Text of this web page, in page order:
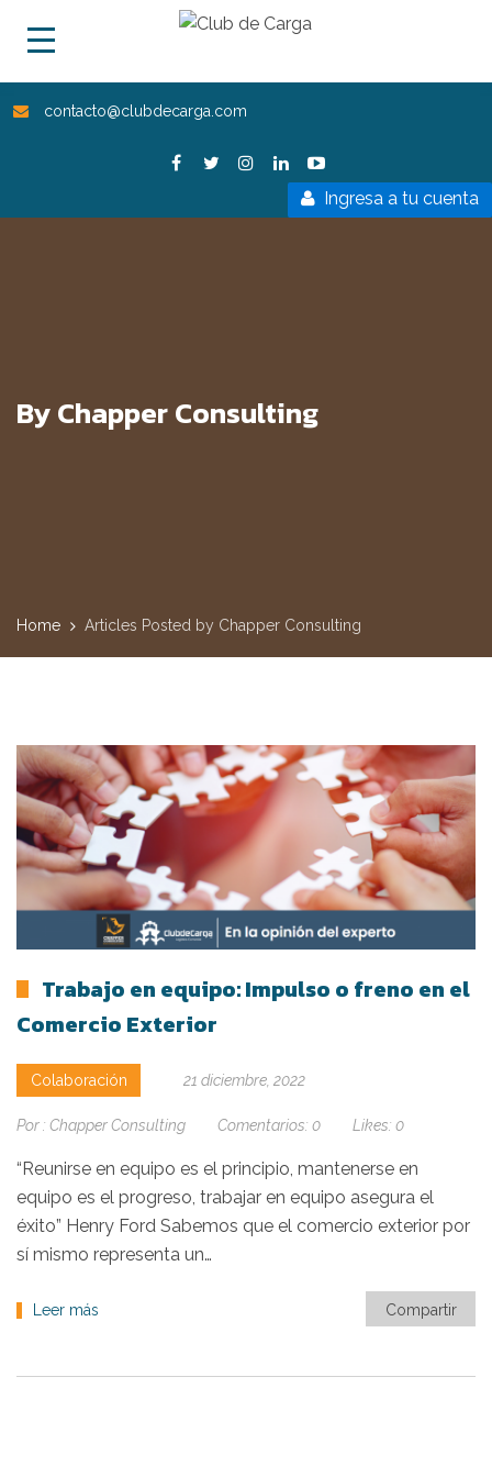
contacto@clubdecarga.com
Ingresa a tu cuenta
By Chapper Consulting
Home Articles Posted by Chapper Consulting
Trabajo en equipo: Impulso o freno en el
Comercio Exterior
Colaboración 21 diciembre, 2022
Por : Chapper Consulting Comentarios: 0 Likes: 0
“Reunirse en equipo es el principio, mantenerse en
equipo es el progreso, trabajar en equipo asegura el
éxito” Henry Ford Sabemos que el comercio exterior por
sí mismo representa un…
Leer más Compartir